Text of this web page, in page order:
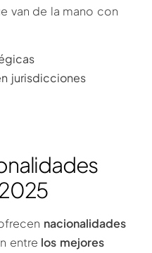
van de la mano con
jurisdicciones
nacionalidades
entre los mejores